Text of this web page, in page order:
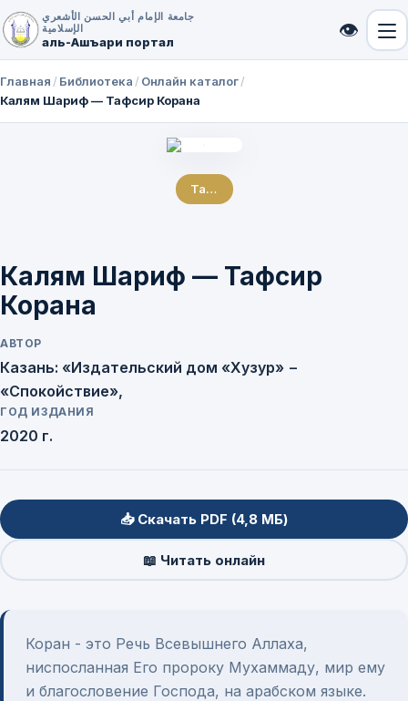
جامعة الإمام أبي الحسن الأشعري
الإسلامية
аль-Ашъари портал 👁
Главная / Библиотека / Онлайн каталог/
Калям Шариф — Тафсир Корана
Тафсир
Калям Шариф — Тафсир
Корана
АВТОР
Казань: «Издательский дом «Хузур» −
«Спокойствие»,
ГОД ИЗДАНИЯ
2020 г.
📥 Скачать PDF (4,8 МБ)
📖 Читать онлайн
Коран - это Речь Всевышнего Аллаха,
ниспосланная Его пророку Мухаммаду, мир ему
и благословение Господа, на арабском языке.